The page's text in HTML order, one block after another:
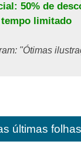
50% de
limitado
"Ótimas
últimas